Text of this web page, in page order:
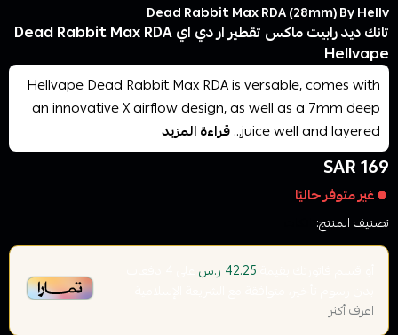
Dead Rabbit Max RDA (28mm) By Hellv
تانك ديد رابيت ماكس تقطير ار دي اي Dead Rabbit Max RDA
Hellvape
Hellvape Dead Rabbit Max RDA is versable, comes with
an innovative X airflow design, as well as a 7mm deep
juice well and layered... قراءة المزيد
169 SAR
غير متوفر حاليًا
تصنيف المنتج:
42.25 ر.س
اعرف أكثر